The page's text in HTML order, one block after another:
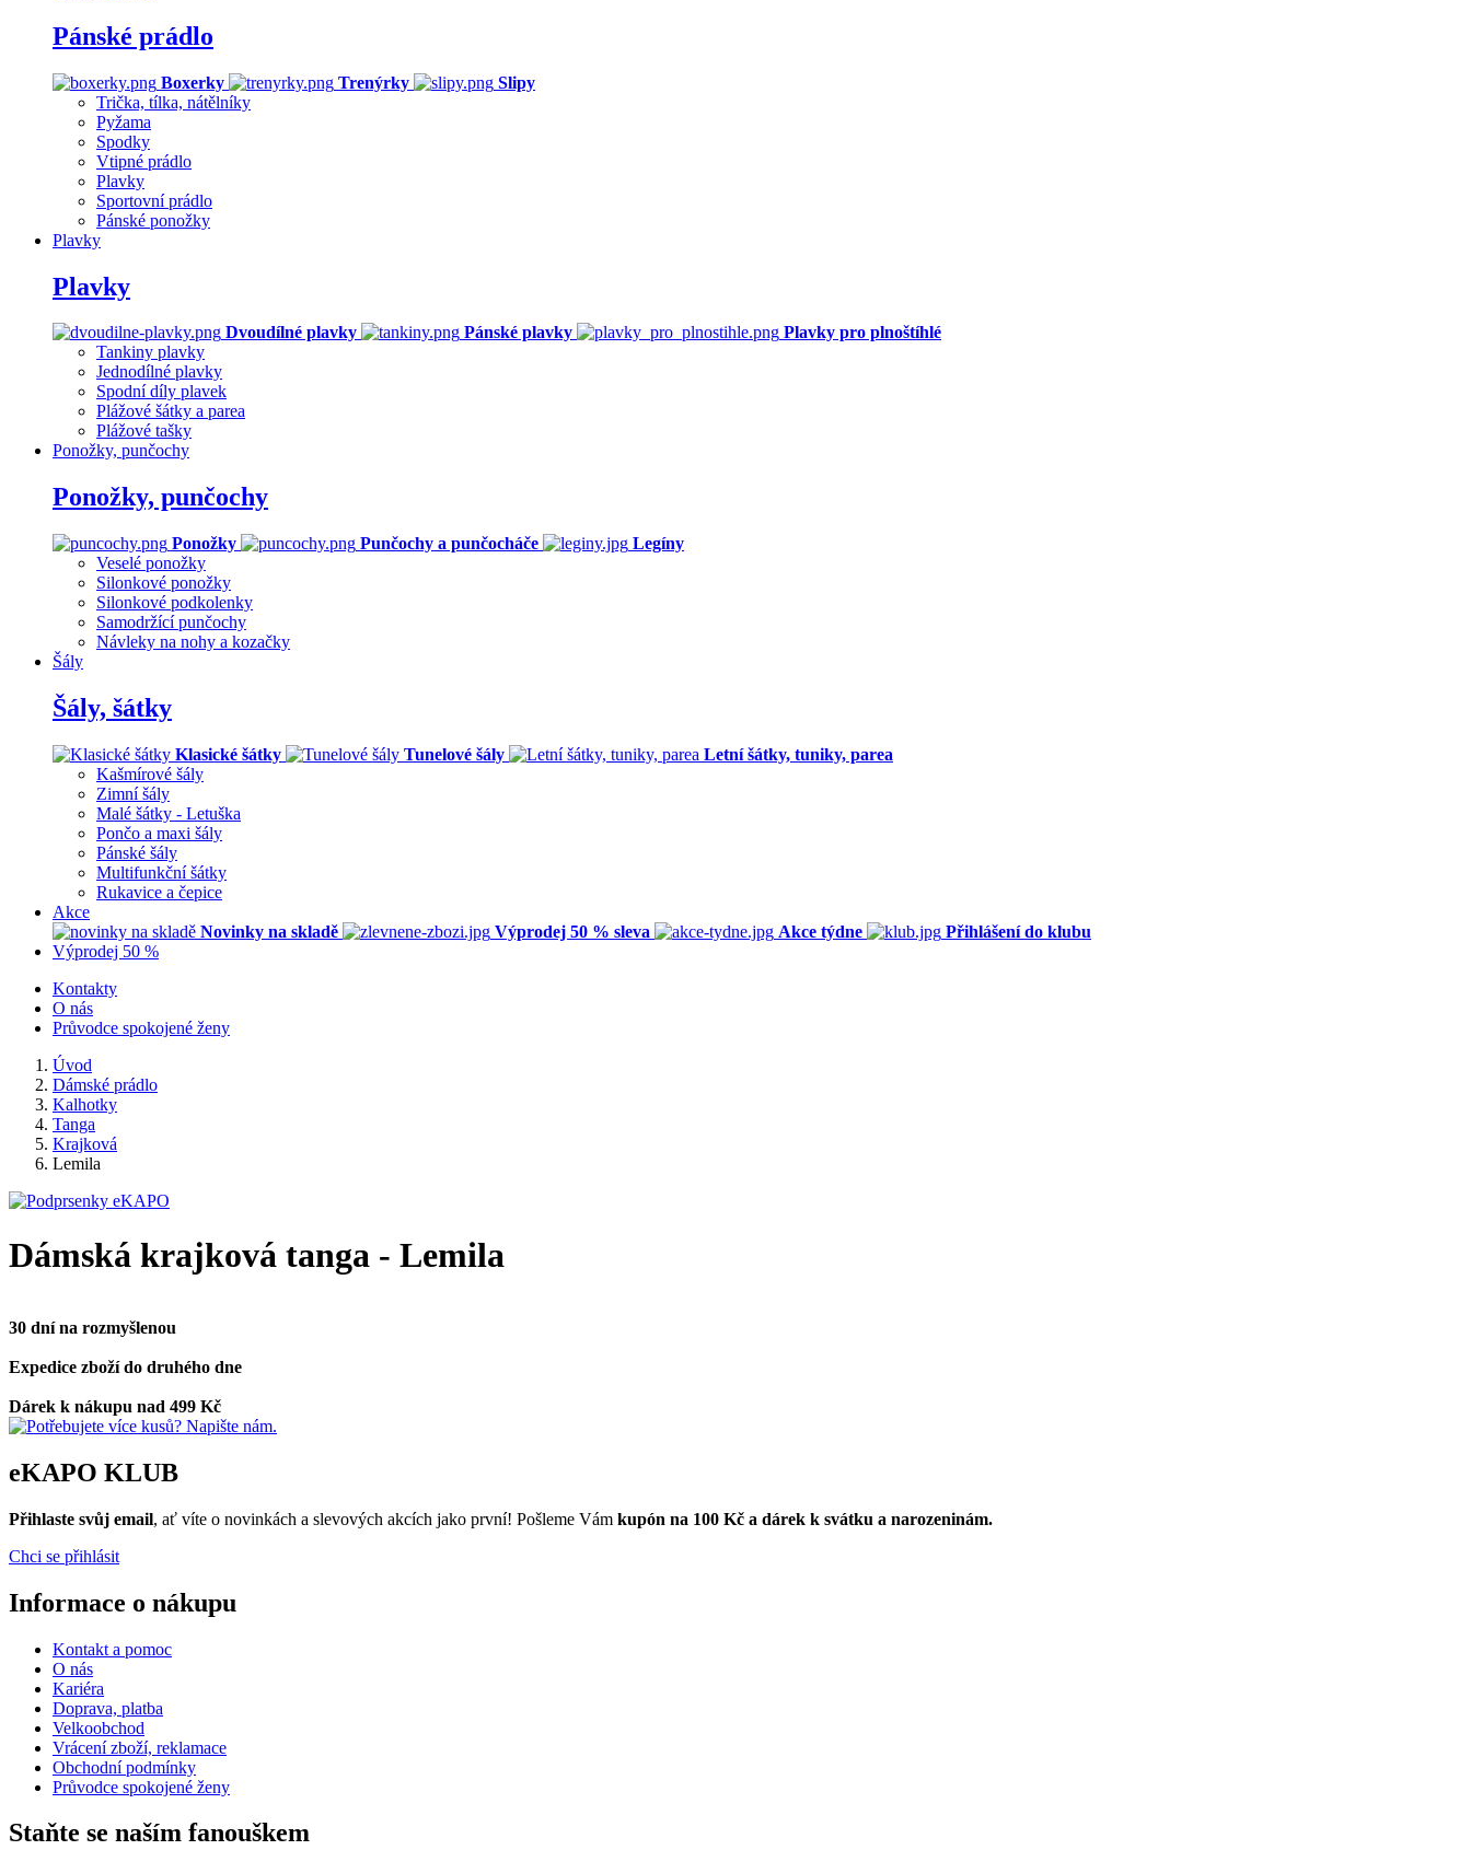
Pánské prádlo
Boxerky Trenýrky
Slipy
Trička, tílka, nátělníky
Pyžama
Spodky
Vtipné prádlo
Plavky
Sportovní prádlo
Pánské ponožky
Plavky
Plavky
Dvoudílné plavky Pánské plavky
Plavky pro plnoštíhlé
Tankiny plavky
Jednodílné plavky
Spodní díly plavek
Plážové šátky a parea
Plážové tašky
Ponožky, punčochy
Ponožky, punčochy
Ponožky Punčochy a punčocháče
Legíny
Veselé ponožky
Silonkové ponožky
Silonkové podkolenky
Samodržící punčochy
Návleky na nohy a kozačky
Šály
Šály, šátky
Klasické šátky Tunelové šály
Letní šátky, tuniky, parea
Kašmírové šály
Zimní šály
Malé šátky - Letuška
Pončo a maxi šály
Pánské šály
Multifunkční šátky
Rukavice a čepice
Akce
Novinky na skladě
Výprodej 50 % sleva Akce týdne
Přihlášení do klubu
Výprodej 50 %
Kontakty
O nás
Průvodce spokojené ženy
Úvod
Dámské prádlo
Kalhotky
Tanga
Krajková
Lemila
Dámská krajková tanga - Lemila
30 dní na rozmyšlenou
Expedice zboží do druhého dne
Dárek k nákupu nad 499 Kč
eKAPO KLUB
Přihlaste svůj email, ať víte o novinkách a slevových akcích jako první! Pošleme Vám kupón na 100 Kč a dárek k svátku a narozeninám.
Chci se přihlásit
Informace o nákupu
Kontakt a pomoc
O nás
Kariéra
Doprava, platba
Velkoobchod
Vrácení zboží, reklamace
Obchodní podmínky
Průvodce spokojené ženy
Staňte se naším fanouškem